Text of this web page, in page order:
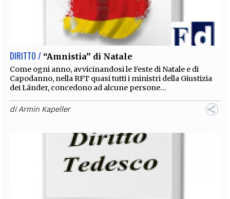
DIRITTO / “Amnistia” di Natale
Come ogni anno, avvicinandosi le Feste di Natale e di
Capodanno, nella RFT quasi tutti i ministri della Giustizia
dei Länder, concedono ad alcune persone...
diArmin Kapeller